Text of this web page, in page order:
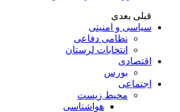
قبلی بعدی
سیاسی و امنیتی
نظامی دفاعی
انتخابات لرستان
اقتصادی
بورس
اجتماعی
محیط زیست
هواشناسی